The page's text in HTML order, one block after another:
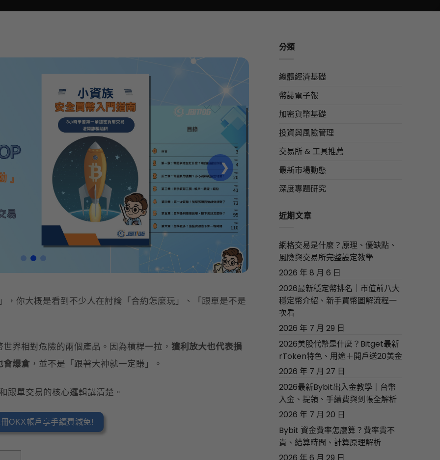
❯
，你大概是看到不少人在討論「合約怎麼玩」、「跟單是不是
界相對危險的兩個產品。因為槓桿一拉， 獲利放大也代表損
會爆倉 ，並不是「跟著大神就一定賺」。
跟單交易的核心邏輯講清楚。
OKX帳戶享手續費減免!
分類
總體經濟基礎
幣誌電子報
加密貨幣基礎
投資與風險管理
交易所 & 工具推薦
最新市場動態
深度專題研究
近期文章
網格交易是什麼？原理、優缺點、
風險與交易所完整設定教學
2026 年 8 月 6 日
2026最新穩定幣排名｜市值前八大
穩定幣介紹、新手買幣圖解流程一
次看
2026 年 7 月 29 日
2026美股代幣是什麼？Bitget最新
rToken特色、用途＋開戶送20美金
2026 年 7 月 27 日
2026最新Bybit出入金教學｜台幣
入金、提領、手續費與到帳全解析
2026 年 7 月 20 日
Bybit 資金費率怎麼算？費率貴不
貴、結算時間、計算原理解析